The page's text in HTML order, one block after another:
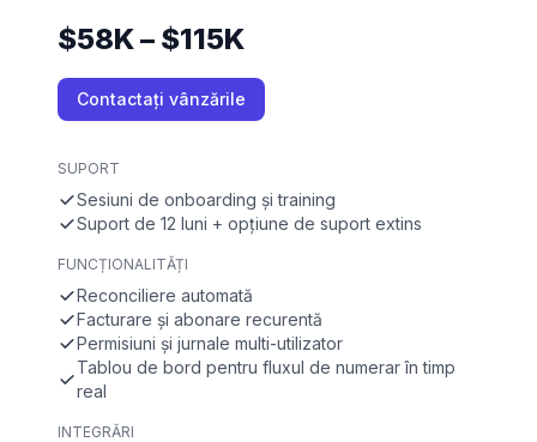
$58K – $115K
Contactați vânzările
SUPORT
Sesiuni de onboarding și training
Suport de 12 luni + opțiune de suport extins
FUNCȚIONALITĂȚI
Reconciliere automată
Facturare și abonare recurentă
Permisiuni și jurnale multi-utilizator
Tablou de bord pentru fluxul de numerar în timp
real
INTEGRĂRI